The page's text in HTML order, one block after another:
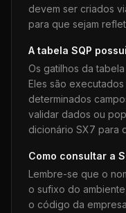
devem ser criados
para que sejam
A tabela SQP
Os gatilhos da tabela
Eles são
determinados
validar dados ou
dicionário SX7 para
Como consultar a
Lembre-se que o
o sufixo do
o código da